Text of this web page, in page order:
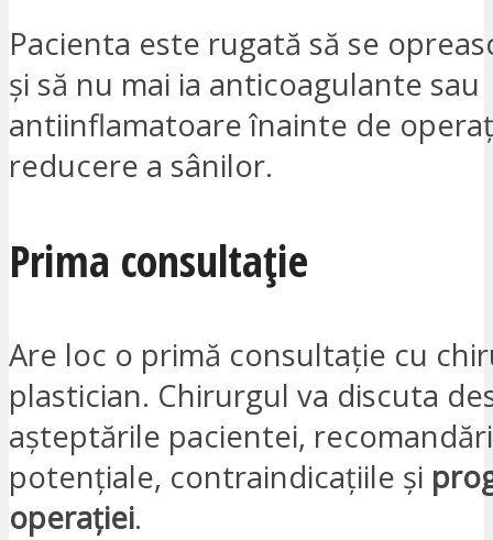
Pacienta este rugată să se
și să nu mai ia anticoagulante sau
antiinflamatoare înainte de
reducere a sânilor.
Prima consultație
Are loc o primă consultație cu
plastician. Chirurgul va discuta
așteptările pacientei,
potențiale, contraindicațiile și
operației.